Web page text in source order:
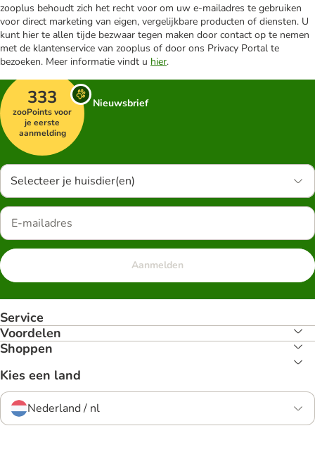
zooplus behoudt zich het recht voor om uw e-mailadres te gebruiken
voor direct marketing van eigen, vergelijkbare producten of diensten. U
kunt hier te allen tijde bezwaar tegen maken door contact op te nemen
met de klantenservice van zooplus of door ons Privacy Portal te
bezoeken. Meer informatie vindt u hier.
333
zooPoints voor
je eerste
aanmelding
Nieuwsbrief
Selecteer je huisdier(en)
Aanmelden
Service
Voordelen
Shoppen
Kies een land
Nederland / nl